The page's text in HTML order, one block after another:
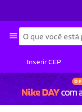
Busca
Inserir CEP